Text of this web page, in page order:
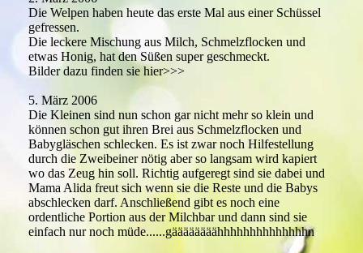
Die Welpen haben heute das erste Mal aus einer Schüssel
gefressen.
Die leckere Mischung aus Milch, Schmelzflocken und
etwas Honig, hat den Süßen super geschmeckt.
Bilder dazu finden sie hier>>>
5. März 2006
Die Kleinen sind nun schon gar nicht mehr so klein und
können schon gut ihren Brei aus Schmelzflocken und
Babygläschen schlecken. Es ist zwar noch Hilfestellung
durch die Zweibeiner nötig aber so langsam wird kapiert
wo das Zeug hin soll. Richtig aufgeregt sind sie dabei und
Mama Alida freut sich wenn sie die Reste und die Babys
abschlecken darf. Anschließend gibt es noch eine
ordentliche Portion aus der Milchbar und dann sind sie
einfach nur noch müde......gäääääääähhhhhhhhhhhhhhn